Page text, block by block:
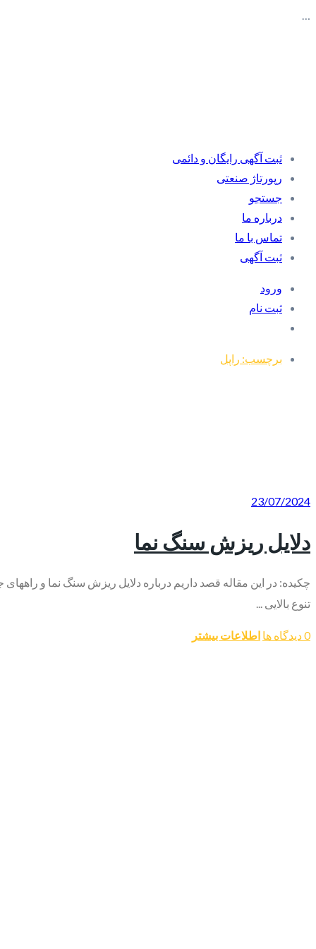
…
ثبت آگهی رایگان و دائمی
رپورتاژ صنعتی
جستجو
درباره ما
تماس با ما
ثبت آگهی
ورود
ثبت نام
برچسب: راپل
23/07/2024
دلایل ریزش سنگ نما
چکیده: در این مقاله قصد داریم درباره دلایل ریزش سنگ نما و
تنوع بالایی ...
0 دیدگاه ها اطلاعات بیشتر